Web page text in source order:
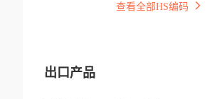
查看全部HS编码
出口产品